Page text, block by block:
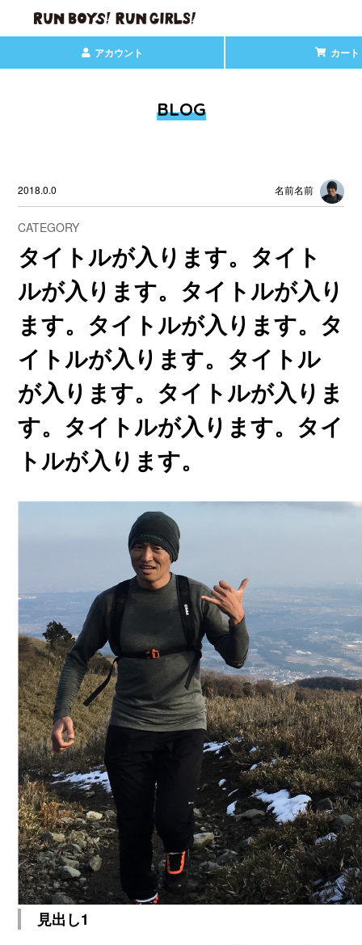
アカウント カート
BLOG
2018.0.0 名前名前
CATEGORY
タイトルが入ります。タイト
ルが入ります。タイトルが入り
ます。タイトルが入ります。タ
イトルが入ります。タイトル
が入ります。タイトルが入りま
す。タイトルが入ります。タイ
トルが入ります。
見出し1